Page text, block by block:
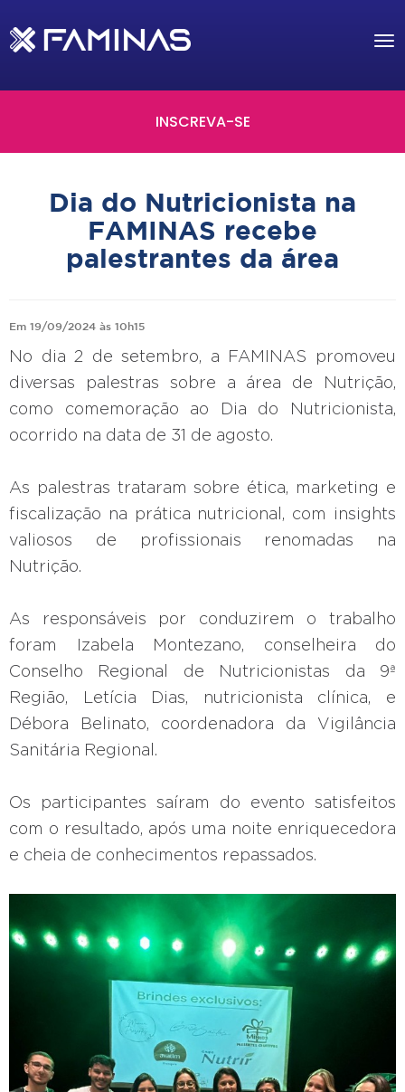
INSCREVA-SE
Dia do Nutricionista na
FAMINAS recebe
palestrantes da área
Em 19/09/2024 às 10h15
No dia 2 de setembro, a FAMINAS promoveu
diversas palestras sobre a área de Nutrição,
como comemoração ao Dia do Nutricionista,
ocorrido na data de 31 de agosto.
As palestras trataram sobre ética, marketing e
fiscalização na prática nutricional, com insights
valiosos de profissionais renomadas na
Nutrição.
As responsáveis por conduzirem o trabalho
foram Izabela Montezano, conselheira do
Conselho Regional de Nutricionistas da 9ª
Região, Letícia Dias, nutricionista clínica, e
Débora Belinato, coordenadora da Vigilância
Sanitária Regional.
Os participantes saíram do evento satisfeitos
com o resultado, após uma noite enriquecedora
e cheia de conhecimentos repassados.